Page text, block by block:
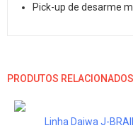
Pick-up de desarme
PRODUTOS RELACIONADOS
Linha Daiwa J-